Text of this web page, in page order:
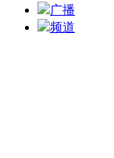
广播
频道